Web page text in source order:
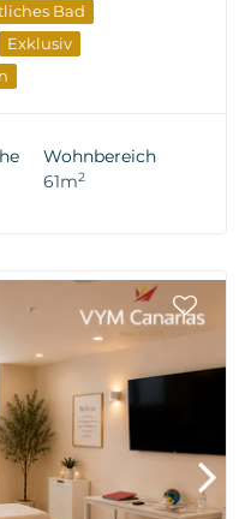
Bad
Exklusiv
Wohnbereich
61m2